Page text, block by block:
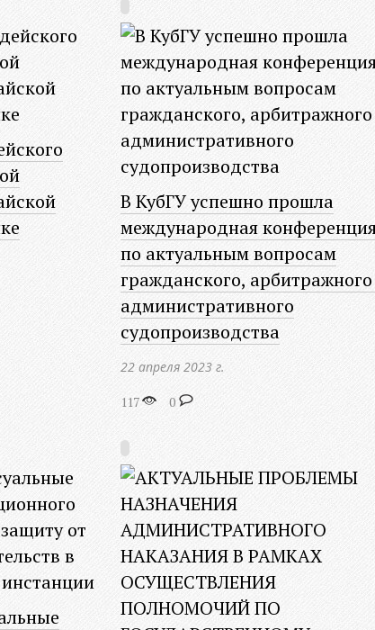
В КубГУ успешно прошла
международная
по актуальным вопросам
гражданского,
административного
судопроизводства
22 апреля 2023 г.
117 0